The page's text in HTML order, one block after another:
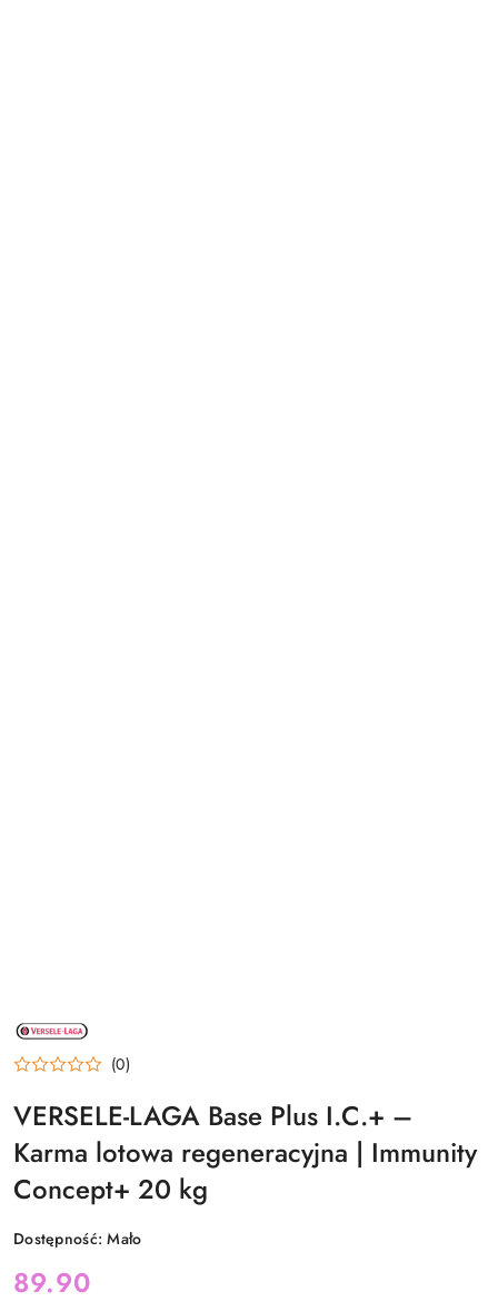
NAZWA
PRODUCENTA:
VERSELELAGA (0)
VERSELE-LAGA Base Plus I.C.+ –
Karma lotowa regeneracyjna | Immunity
Concept+ 20 kg
Dostępność:Mało
cena:
89.90